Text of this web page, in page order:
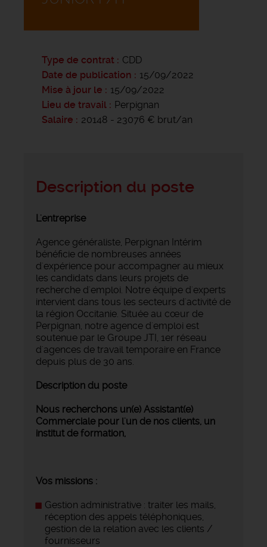
Type de contrat
CDD
Date de publication
15/09/2022
Mise à jour le
15/09/2022
Lieu de travail
Perpignan
Salaire
20148 - 23076 € brut/an
Description du poste
L'entreprise
Agence généraliste, Perpignan Intérim
bénéficie de nombreuses années
d'expérience pour accompagner au mieux
les candidats dans leurs projets de
recherche d'emploi. Notre équipe d'experts
intervient dans tous les secteurs d'activité de
la région Occitanie. Située au cœur de
Perpignan, notre agence d'emploi est
soutenue par le Groupe JTI, 1er réseau
d'agences de travail temporaire en France
depuis plus de 30 ans.
Description du poste
Nous recherchons un(e) Assistant(e)
Commerciale pour l'un de nos clients, un
institut de formation,
Vos missions :
Gestion administrative : traiter les mails,
réception des appels téléphoniques,
gestion de la relation avec les clients /
fournisseurs